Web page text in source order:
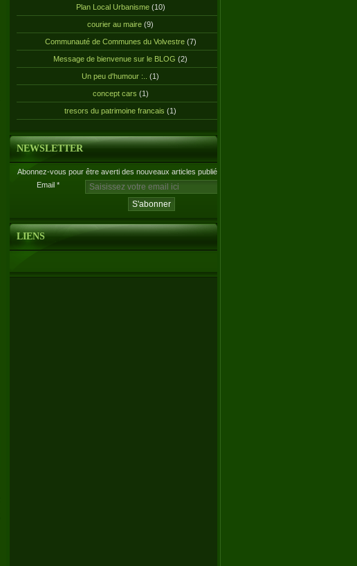
Plan Local Urbanisme(10)
courier au maire (9)
Communauté de Communes du Volvestre(7)
Message de bienvenue sur le BLOG (2)
Un peu d'humour :.. (1)
concept cars (1)
tresors du patrimoine francais (1)
NEWSLETTER
Abonnez-vous pour être averti des nouveaux articles publiés.
Email
LIENS